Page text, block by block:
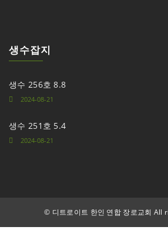
생수잡지
생수 256호 8.8
2024-08-21
생수 251호 5.4
2024-08-21
© 디트로이트 한인 연합 장로교회